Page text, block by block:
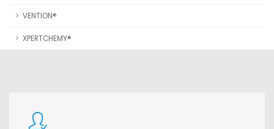
VENTION®
XPERTCHEMY®